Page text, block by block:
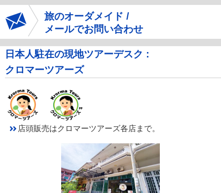
旅のオーダメイド /
メールでお問い合わせ
日本人駐在の現地ツアーデスク :
クロマーツアーズ
店頭販売はクロマーツアーズ各店まで。